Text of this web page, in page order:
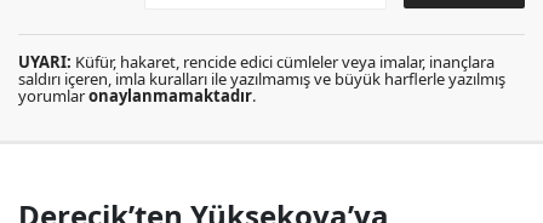
UYARI: Küfür, hakaret, rencide edici cümleler veya imalar, inançlara
saldırı içeren, imla kuralları ile yazılmamış ve büyük harflerle yazılmış
yorumlaronaylanmamaktadır.